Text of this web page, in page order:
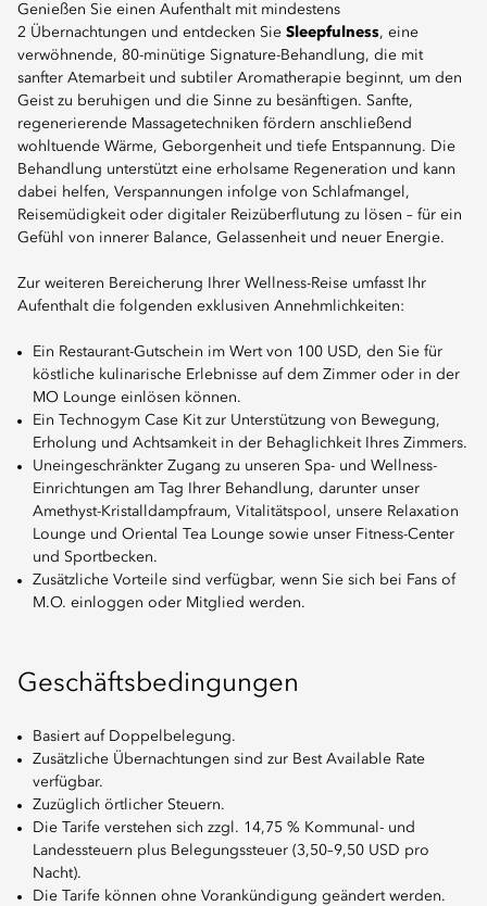
Genießen Sie einen Aufenthalt mit mindestens
2 Übernachtungen und entdecken Sie Sleepfulness, eine
verwöhnende, 80-minütige Signature-Behandlung, die mit
sanfter Atemarbeit und subtiler Aromatherapie beginnt, um den
Geist zu beruhigen und die Sinne zu besänftigen. Sanfte,
regenerierende Massagetechniken fördern anschließend
wohltuende Wärme, Geborgenheit und tiefe Entspannung. Die
Behandlung unterstützt eine erholsame Regeneration und kann
dabei helfen, Verspannungen infolge von Schlafmangel,
Reisemüdigkeit oder digitaler Reizüberflutung zu lösen – für ein
Gefühl von innerer Balance, Gelassenheit und neuer Energie.
Zur weiteren Bereicherung Ihrer Wellness-Reise umfasst Ihr
Aufenthalt die folgenden exklusiven Annehmlichkeiten:
Ein Restaurant-Gutschein im Wert von 100 USD, den Sie für
köstliche kulinarische Erlebnisse auf dem Zimmer oder in der
MO Lounge einlösen können.
Ein Technogym Case Kit zur Unterstützung von Bewegung,
Erholung und Achtsamkeit in der Behaglichkeit Ihres Zimmers.
Uneingeschränkter Zugang zu unseren Spa- und Wellness-
Einrichtungen am Tag Ihrer Behandlung, darunter unser
Amethyst-Kristalldampfraum, Vitalitätspool, unsere Relaxation
Lounge und Oriental Tea Lounge sowie unser Fitness-Center
und Sportbecken.
Zusätzliche Vorteile sind verfügbar, wenn Sie sich bei Fans of
M.O. einloggen oder Mitglied werden.
Geschäftsbedingungen
Basiert auf Doppelbelegung.
Zusätzliche Übernachtungen sind zur Best Available Rate
verfügbar.
Zuzüglich örtlicher Steuern.
Die Tarife verstehen sich zzgl. 14,75 % Kommunal- und
Landessteuern plus Belegungssteuer (3,50–9,50 USD pro
Nacht).
Die Tarife können ohne Vorankündigung geändert werden.